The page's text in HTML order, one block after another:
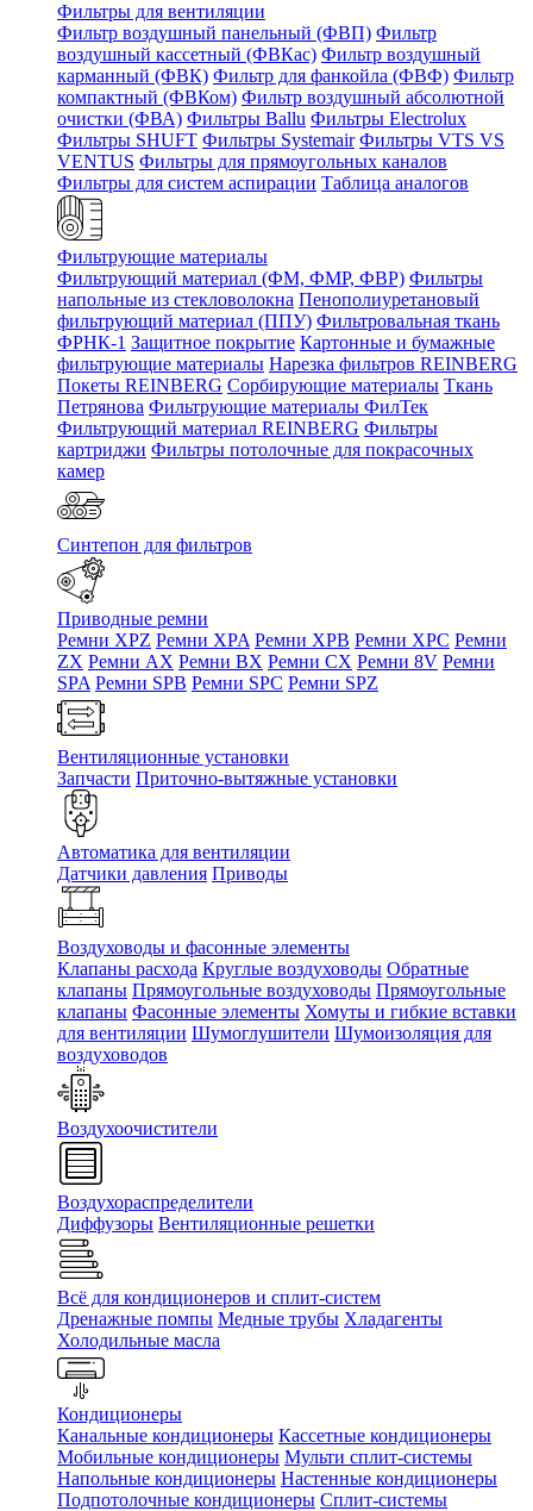
Фильтры для вентиляции
Фильтр воздушный панельный (ФВП) Фильтр
воздушный кассетный (ФВКас) Фильтр воздушный
карманный (ФВК) Фильтр для фанкойла (ФВФ) Фильтр
компактный (ФВКом) Фильтр воздушный абсолютной
очистки (ФВА) Фильтры Ballu Фильтры Electrolux
Фильтры SHUFT Фильтры Systemair Фильтры VTS VS
VENTUS Фильтры для прямоугольных каналов
Фильтры для систем аспирации Таблица аналогов
Фильтрующие материалы
Фильтрующий материал (ФМ, ФМР, ФВР) Фильтры
напольные из стекловолокна Пенополиуретановый
фильтрующий материал (ППУ) Фильтровальная ткань
ФРНК-1 Защитное покрытие Картонные и бумажные
фильтрующие материалы Нарезка фильтров REINBERG
Покеты REINBERG Сорбирующие материалы Ткань
Петрянова Фильтрующие материалы ФилТек
Фильтрующий материал REINBERG Фильтры
картриджи Фильтры потолочные для покрасочных
камер
Синтепон для фильтров
Приводные ремни
Ремни XPZ Ремни XPA Ремни XPB Ремни XPC Ремни
ZX Ремни AX Ремни BX Ремни CX Ремни 8V Ремни
SPA Ремни SPB Ремни SPC Ремни SPZ
Вентиляционные установки
Запчасти Приточно-вытяжные установки
Автоматика для вентиляции
Датчики давления Приводы
Воздуховоды и фасонные элементы
Клапаны расхода Круглые воздуховоды Обратные
клапаны Прямоугольные воздуховоды Прямоугольные
клапаны Фасонные элементы Хомуты и гибкие вставки
для вентиляции Шумоглушители Шумоизоляция для
воздуховодов
Воздухоочистители
Воздухораспределители
Диффузоры Вентиляционные решетки
Всё для кондиционеров и сплит-систем
Дренажные помпы Медные трубы Хладагенты
Холодильные масла
Кондиционеры
Канальные кондиционеры Кассетные кондиционеры
Мобильные кондиционеры Мульти сплит-системы
Напольные кондиционеры Настенные кондиционеры
Подпотолочные кондиционеры Сплит-системы